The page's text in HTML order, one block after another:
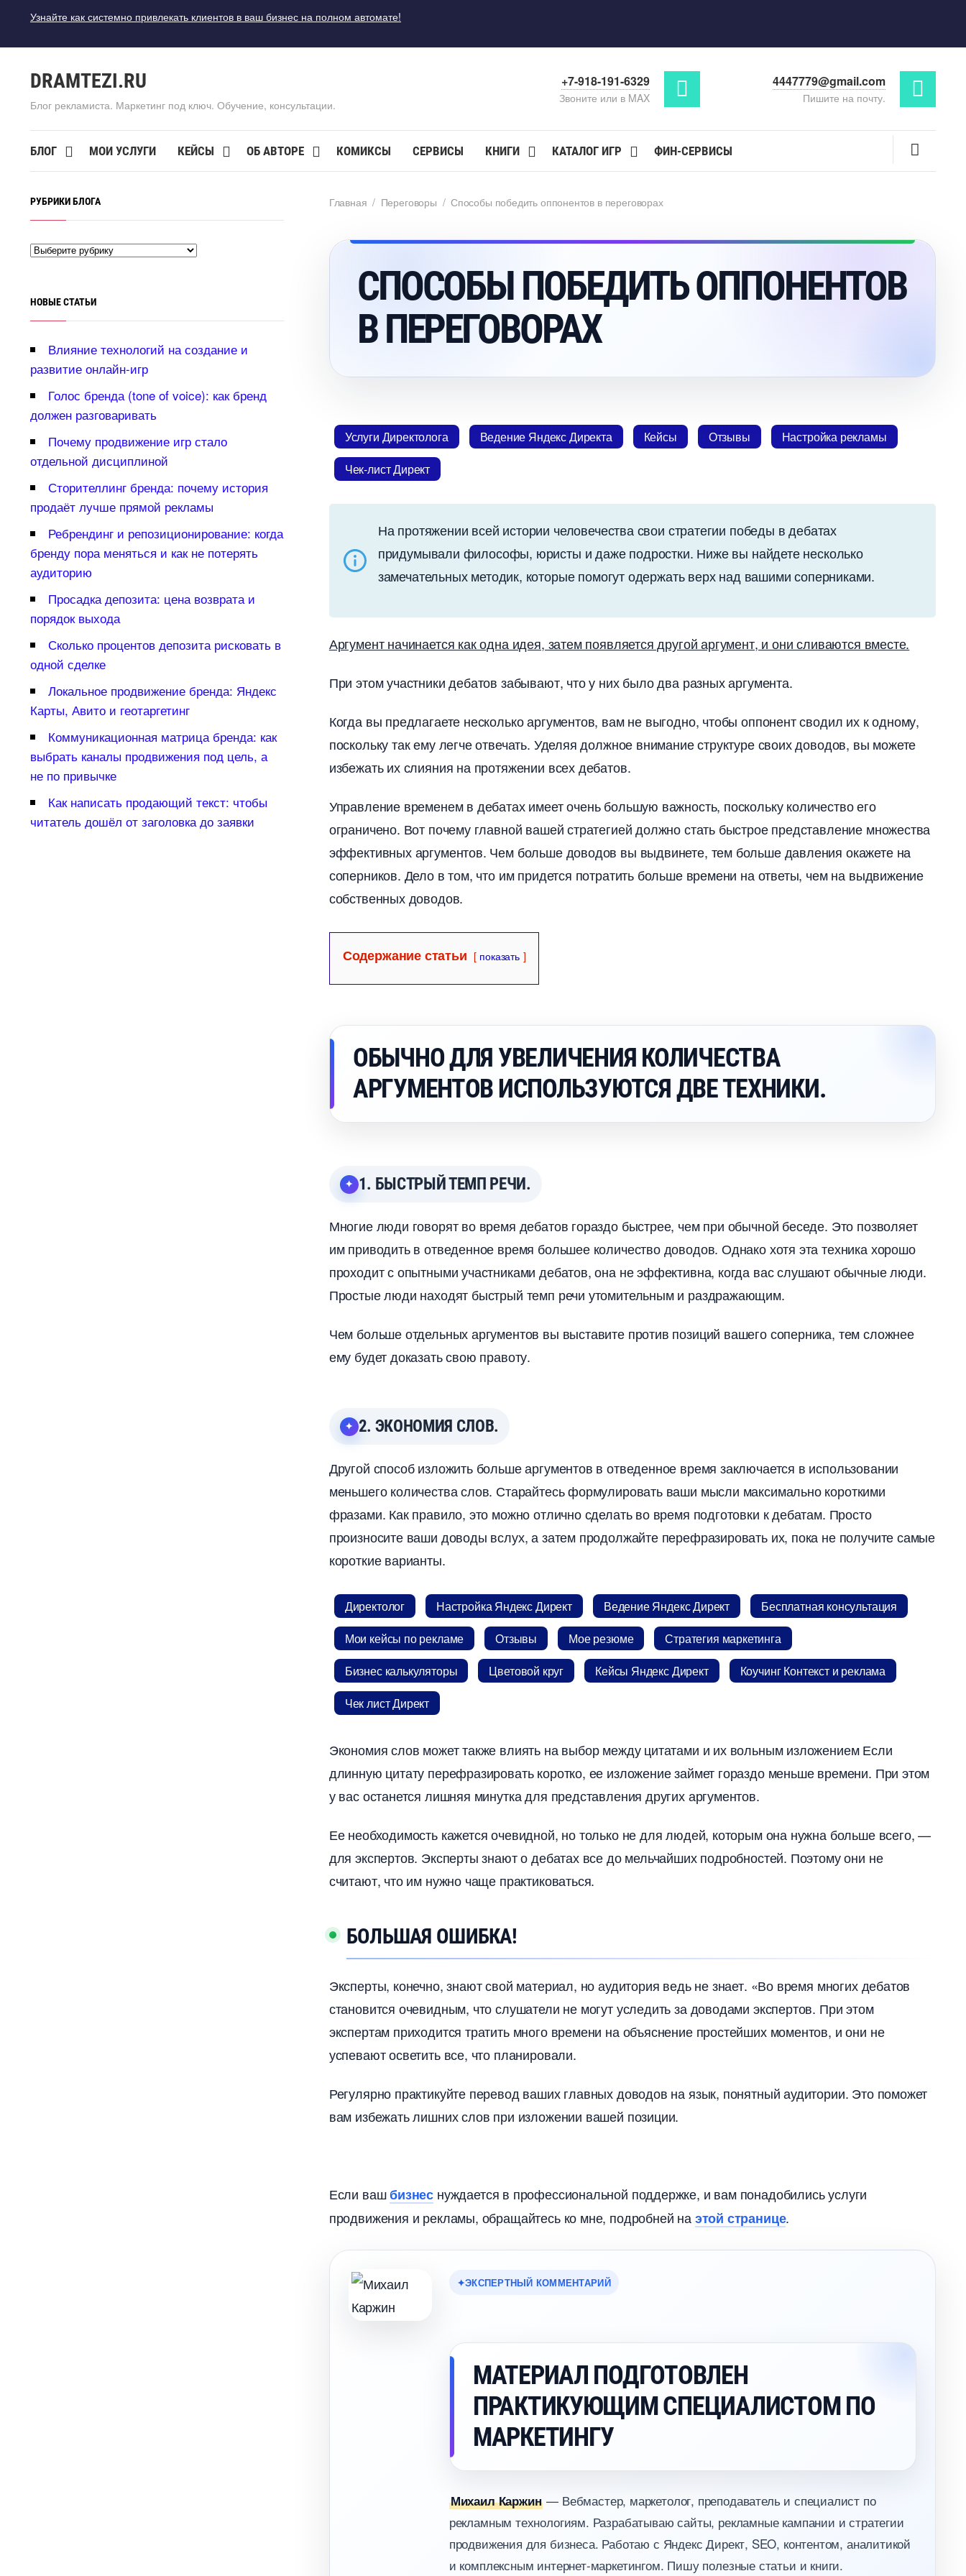
Узнайте как системно привлекать клиентов в ваш бизнес на полном автомате!
DRAMTEZI.RU
Блог рекламиста. Маркетинг под ключ. Обучение, консультации.
+7-918-191-6329
Звоните или в MAX
4447779@gmail.com
Пишите на почту.
БЛОГ МОИ УСЛУГИ КЕЙСЫ ОБ АВТОРЕ КОМИКСЫ СЕРВИСЫ КНИГИ КАТАЛОГ ИГР ФИН-СЕРВИСЫ
Главная / Переговоры / Способы победить оппонентов в переговорах
СПОСОБЫ ПОБЕДИТЬ ОППОНЕНТО
ПЕРЕГОВОРАХ
Услуги Директолога едение Яндекс Директа Кейсы Отзывы
Настройка рекламы
Чек-лист Директ
На протяжении всей истории человечества свои стратегии победы в дебатах
придумывали философы, юристы и даже подростки. Ниже вы найдете несколько
замечательных методик, которые помогут одержать верх над вашими соперниками.
Аргумент начинается как одна идея, затем появляется другой аргумент, и они сливаются вместе.
При этом участники дебатов забывают, что у них было два разных аргумента.
Когда вы предлагаете несколько аргументов, вам не выгодно, чтобы оппонент сводил их к одному,
поскольку так ему легче отвечать. Уделяя должное внимание структуре своих доводов, вы можете
избежать их слияния на протяжении всех дебатов.
Управление временем в дебатах имеет очень большую важность, поскольку количество его
ограничено. Вот почему главной вашей стратегией должно стать быстрое представление множества
эффективных аргументов. Чем больше доводов вы выдвинете, тем больше давления окажете на
соперников. Дело в том, что им придется потратить больше времени на ответы, чем на выдвижение
собственных доводов.
Содержание статьи показать
ОБЫЧНО ДЛЯ УВЕЛИЧЕНИЯ КОЛИЧЕСТВА
АРГУМЕНТОВ ИСПОЛЬЗУЮТСЯ ДВЕ ТЕХНИКИ.
1. БЫСТРЫЙ ТЕМП РЕЧИ.
Многие люди говорят во время дебатов гораздо быстрее, чем при обычной беседе. Это позволяет
им приводить в отведенное время большее количество доводов. Однако хотя эта техника хорошо
проходит с опытными участниками дебатов, она не эффективна, когда вас слушают обычные люди.
Простые люди находят быстрый темп речи утомительным и раздражающим.
Чем больше отдельных аргументов вы выставите против позиций вашего соперника, тем сложнее
ему будет доказать свою правоту.
2. ЭКОНОМИЯ СЛОВ.
Другой способ изложить больше аргументов в отведенное время заключается в использовании
меньшего количества слов. Старайтесь формулировать ваши мысли максимально короткими
фразами. Как правило, это можно отлично сделать во время подготовки к дебатам. Просто
произносите ваши доводы вслух, а затем продолжайте перефразировать их, пока не получите самые
короткие варианты.
Директоло Настройка Яндекс Директ едение Яндекс Директ
Бесплатная консультация
Мои кейсы по рекламе
Отзывы Мое резюме
Стратегия маркетинга
Бизнес калькуляторы
Цветовой кру Кейсы Яндекс Директ
Коучинг Контекст и реклама
Чек лист Директ
Экономия слов может также влиять на выбор между цитатами и их вольным изложением Если
длинную цитату перефразировать коротко, ее изложение займет гораздо меньше времени. При этом
у вас останется лишняя минутка для представления других аргументов.
Ее необходимость кажется очевидной, но только не для людей, которым она нужна больше всего, —
для экспертов. Эксперты знают о дебатах все до мельчайших подробностей. Поэтому они не
считают, что им нужно чаще практиковаться.
БОЛЬШАЯ ОШИБКА!
Эксперты, конечно, знают свой материал, но аудитория ведь не знает. «Во время многих дебато
становится очевидным, что слушатели не могут уследить за доводами экспертов. При этом
экспертам приходится тратить много времени на объяснение простейших моментов, и они не
успевают осветить все, что планировали.
Регулярно практикуйте перевод ваших главных доводов на язык, понятный аудитории. Это поможет
ам избежать лишних слов при изложении вашей позиции.
Если вашизнес нуждается в профессиональной поддержке, и вам понадобились услуги
продвижения и рекламы, обращайтесь ко мне, подробней наэтой странице.
ЭКСПЕРТНЫЙ КОММЕНТАРИЙ
МАТЕРИАЛ ПОДГОТОВЛЕН
ПРАКТИКУЮЩИМ СПЕЦИАЛИСТОМ ПО
МАРКЕТИНГУ
Михаил Каржин — Вебмастер, маркетолог, преподаватель и специалист по
рекламным технологиям. Разрабатываю сайты, рекламные кампании и стратегии
продвижения для бизнеса. Работаю с Яндекс Директ, SEO, контентом, аналитикой
и комплексным интернет-маркетингом. Пишу полезные статьи и книги.
РУБРИКИ БЛОГА
НОВЫЕ СТАТЬИ
лияние технологий на создание и
развитие онлайн-игр
Голос бренда (tone of voice): как бренд
должен разговаривать
Почему продвижение игр стало
отдельной дисциплиной
Сторителлинг бренда: почему история
продаёт лучше прямой рекламы
Ребрендинг и репозиционирование: когда
ренду пора меняться и как не потерять
аудиторию
Просадка депозита: цена возврата и
порядок выхода
Сколько процентов депозита рисковать
одной сделке
Локальное продвижение бренда: Яндекс
Карты, Авито и геотаргетин
Коммуникационная матрица бренда: как
ыбрать каналы продвижения под цель, а
не по привычке
Как написать продающий текст: чтобы
читатель дошёл от заголовка до заявки